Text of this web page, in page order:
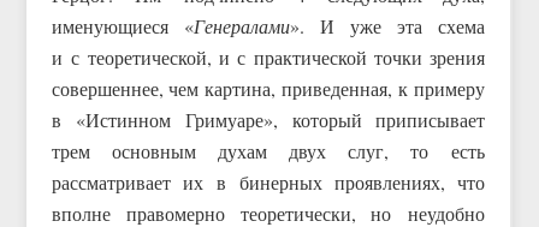
именующиеся «Генералами». И уже эта схема
и с теоретической, и с практической точки зрения
совершеннее, чем картина, приведенная, к примеру
в «Истинном Гримуаре», который приписывает
трем основным духам двух слуг, то есть
рассматривает их в бинерных проявлениях, что
вполне правомерно теоретически, но неудобно